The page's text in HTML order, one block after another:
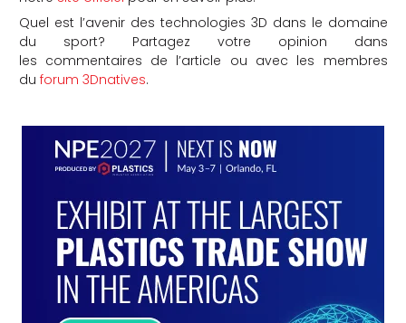
Quel est l’avenir des technologies 3D dans le domaine
du sport? Partagez votre opinion dans
les commentaires de l’article ou avec les membres
du forum 3Dnatives.